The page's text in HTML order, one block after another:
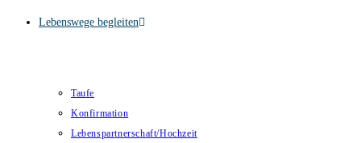
Lebenswege begleiten
Taufe
Konfirmation
Lebenspartnerschaft/Hochzeit